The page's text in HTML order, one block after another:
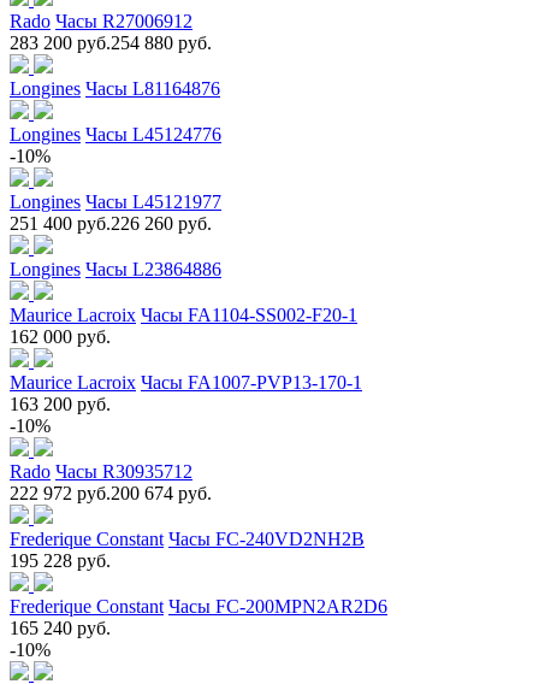
Rado Часы R27006912
283 200 руб.254 880 руб.
Longines Часы L81164876
Longines Часы L45124776
-10%
Longines Часы L45121977
251 400 руб.226 260 руб.
Longines Часы L23864886
Maurice Lacroix Часы FA1104-SS002-F20-1
162 000 руб.
Maurice Lacroix Часы FA1007-PVP13-170-1
163 200 руб.
-10%
Rado Часы R30935712
222 972 руб.200 674 руб.
Frederique Constant Часы FC-240VD2NH2B
195 228 руб.
Frederique Constant Часы FC-200MPN2AR2D6
165 240 руб.
-10%